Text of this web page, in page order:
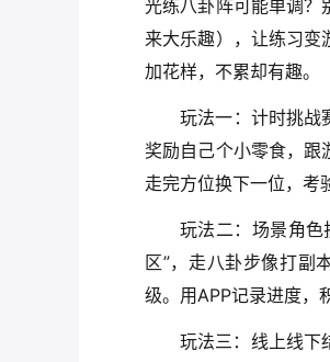
光练八卦阵可能单调？
来大乐趣），让练习变
加花样，不累却有趣。
玩法一：计时挑战
奖励自己个小零食，跟
走完方位换下一位，考
玩法二：场景角色
区”，走八卦步像打
级。用APP记录进度，
玩法三：线上线下